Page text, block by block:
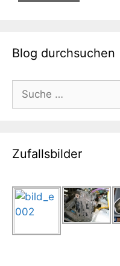
Blog durchsuchen
nach:
Zufallsbilder